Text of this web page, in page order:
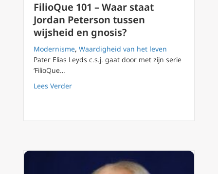
FilioQue 101 – Waar staat
Jordan Peterson tussen
wijsheid en gnosis?
Modernisme, Waardigheid van het leven
Pater Elias Leyds c.s.j. gaat door met zijn serie
‘FilioQue…
Lees Verderabout FilioQue 101 – Waar staat Jordan